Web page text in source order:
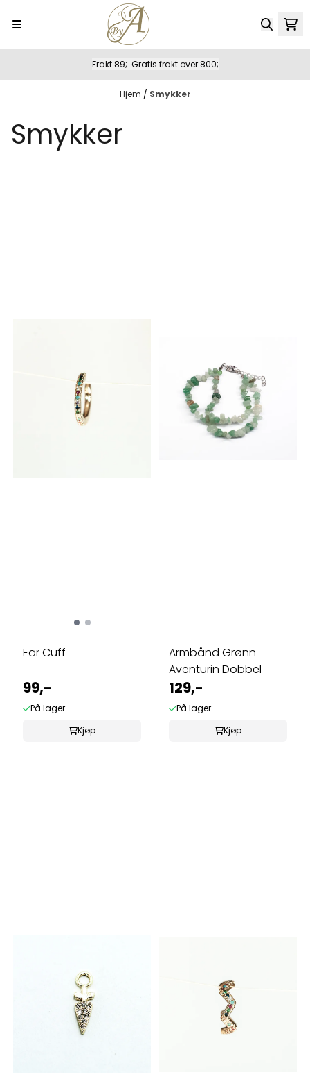
Frakt 89;. Gratis frakt over 800;
Hjem / Smykker
Smykker
Ear Cuff
99,-
På lager
Kjøp
Armbånd Grønn
Aventurin Dobbel
129,-
På lager
Kjøp